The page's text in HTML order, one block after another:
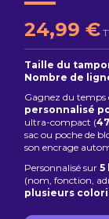
24,99 €
Taille du
Nombre de
Gagnez du temps
personnalisé
ultra-compact (
sac ou poche de
son encrage
Personnalisé sur 5
(nom, fonction,
plusieurs